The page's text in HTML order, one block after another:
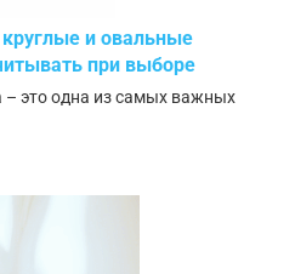
и овальные
при выборе
– это одна из самых важных